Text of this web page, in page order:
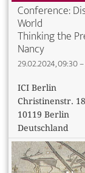
Conference:
World
Thinking the
Nancy
29.02.2024, 09:30
ICI Berlin
Christinenstr.
10119 Berlin
Deutschland